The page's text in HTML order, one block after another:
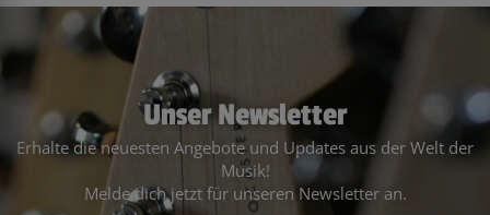
Unser Newsletter
Erhalte die neuesten Angebote und Updates aus der Welt der
Musik!
Melde dich jetzt für unseren Newsletter an.